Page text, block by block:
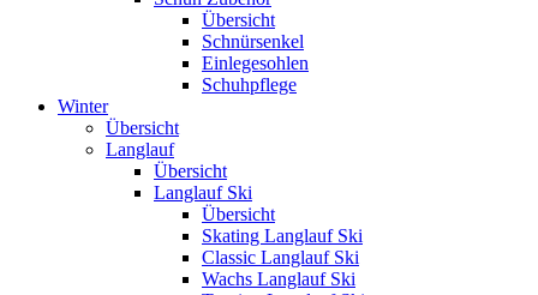
Übersicht
Schnürsenkel
Einlegesohlen
Schuhpflege
Winter
Übersicht
Langlauf
Übersicht
Langlauf Ski
Übersicht
Skating Langlauf Ski
Classic Langlauf Ski
Wachs Langlauf Ski